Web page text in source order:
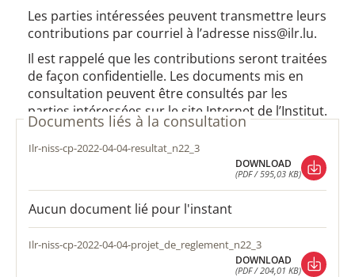
Les parties intéressées peuvent transmettre leurs
contributions par courriel à l’adresse niss@ilr.lu.
Il est rappelé que les contributions seront traitées
de façon confidentielle. Les documents mis en
consultation peuvent être consultés par les
parties intéressées sur le site Internet de l’Institut.
Documents liés à la consultation
ilr-niss-cp-2022-04-04-resultat_n22_3
DOWNLOAD
(PDF / 595,03 KB)
DOWNLOAD
Aucun document lié pour l'instant
ilr-niss-cp-2022-04-04-projet_de_reglement_n22_3
DOWNLOAD
(PDF / 204,01 KB)